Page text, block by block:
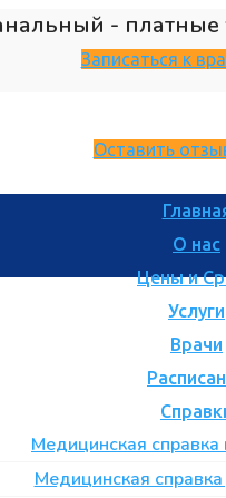
- платные
Записаться к
Оставить
О нас
Цены и
Услуги
Врачи
Медицинская
Медицинская